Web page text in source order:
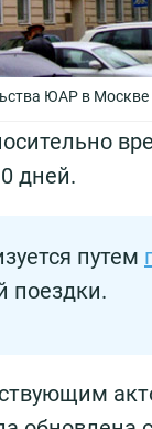
ЮАР в Москве
дней.
путем
поездки.